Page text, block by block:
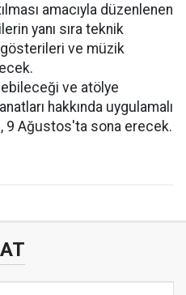
amacıyla düzenlenen
yanı sıra teknik
ve müzik
ve atölye
hakkında uygulamalı
9 Ağustos'ta sona erecek.